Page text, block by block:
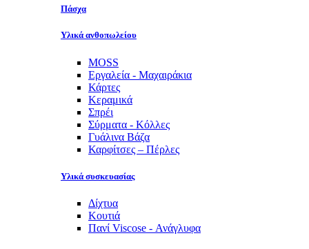
Πάσχα
Υλικά ανθοπωλείου
MOSS
Εργαλεία - Μαχαιράκια
Κάρτες
Κεραμικά
Σπρέι
Σύρματα - Κόλλες
Γυάλινα Βάζα
Καρφίτσες – Πέρλες
Υλικά συσκευασίας
Δίχτυα
Κουτιά
Πανί Viscose - Ανάγλυφα